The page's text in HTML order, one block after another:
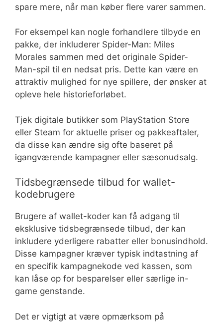
spare mere, når man køber flere varer sammen.
For eksempel kan nogle forhandlere tilbyde en
pakke, der inkluderer Spider-Man: Miles
Morales sammen med det originale Spider-
Man-spil til en nedsat pris. Dette kan være en
attraktiv mulighed for nye spillere, der ønsker at
opleve hele historieforløbet.
Tjek digitale butikker som PlayStation Store
eller Steam for aktuelle priser og pakkeaftaler,
da disse kan ændre sig ofte baseret på
igangværende kampagner eller sæsonudsalg.
Tidsbegrænsede tilbud for wallet-
kodebrugere
Brugere af wallet-koder kan få adgang til
eksklusive tidsbegrænsede tilbud, der kan
inkludere yderligere rabatter eller bonusindhold.
Disse kampagner kræver typisk indtastning af
en specifik kampagnekode ved kassen, som
kan låse op for besparelser eller særlige in-
game genstande.
Det er vigtigt at være opmærksom på